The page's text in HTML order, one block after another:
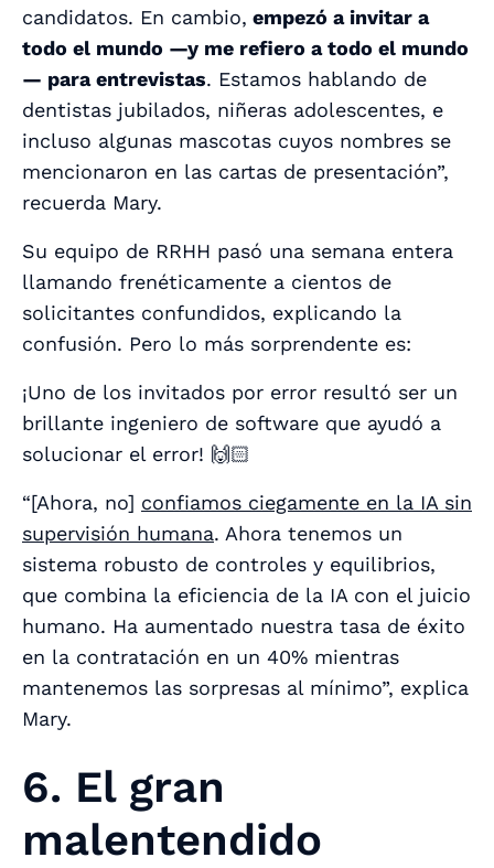
candidatos. En cambio, empezó a invitar a
todo el mundo —y me refiero atodo el mundo
— para entrevistas. Estamos hablando de
dentistas jubilados, niñeras adolescentes, e
incluso algunas mascotas cuyos nombres se
mencionaron en las cartas de presentación”,
recuerda Mary.
Su equipo de RRHH pasó una semana entera
llamando frenéticamente a cientos de
solicitantes confundidos, explicando la
confusión. Pero lo más sorprendente es:
¡Uno de los invitados por error resultó ser un
brillante ingeniero de software que ayudó a
solucionar el error! 🙌🏻
“[Ahora, no] confiamos ciegamente en la IA sin
supervisión humana. Ahora tenemos un
sistema robusto de controles y equilibrios,
que combina la eficiencia de la IA con el juicio
humano. Ha aumentado nuestra tasa de éxito
en la contratación en un 40% mientras
mantenemos las sorpresas al mínimo”, explica
Mary.
6. El gran
malentendido